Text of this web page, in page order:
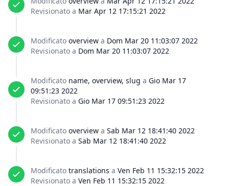
Revisionato a Mar Apr 12 17:15:21 2022
Modificato overview a Dom Mar 20 11:03:07 2022
Revisionato a Dom Mar 20 11:03:07 2022
Modificato name, overview, slug a Gio Mar 17
09:51:23 2022
Revisionato a Gio Mar 17 09:51:23 2022
Modificato overview a Sab Mar 12 18:41:40 2022
Revisionato a Sab Mar 12 18:41:40 2022
Modificato translations a Ven Feb 11 15:32:15 2022
Revisionato a Ven Feb 11 15:32:15 2022